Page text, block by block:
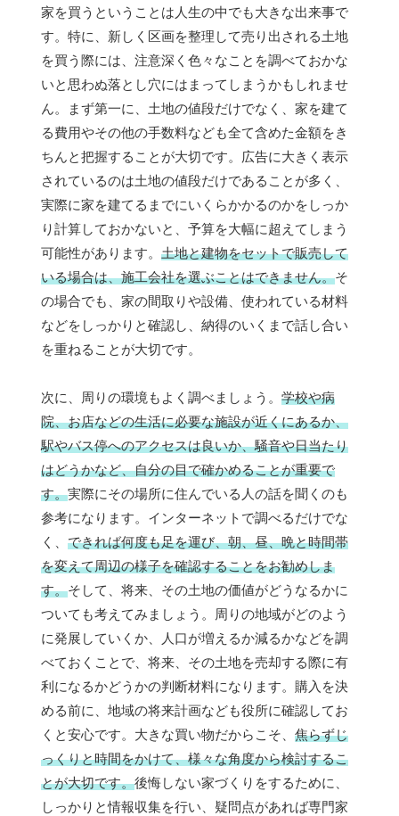
家を買うということは人生の中でも大きな出来事で
す。特に、新しく区画を整理して売り出される土地
を買う際には、注意深く色々なことを調べておかな
いと思わぬ落とし穴にはまってしまうかもしれませ
ん。まず第一に、土地の値段だけでなく、家を建て
る費用やその他の手数料なども全て含めた金額をき
ちんと把握することが大切です。広告に大きく表示
されているのは土地の値段だけであることが多く、
実際に家を建てるまでにいくらかかるのかをしっか
り計算しておかないと、予算を大幅に超えてしまう
可能性があります。 土地と建物をセットで販売して
いる場合は、施工会社を選ぶことはできません。そ
の場合でも、家の間取りや設備、使われている材料
などをしっかりと確認し、納得のいくまで話し合い
を重ねることが大切です。
次に、周りの環境もよく調べましょう。 学校や病
院、お店などの生活に必要な施設が近くにあるか、
駅やバス停へのアクセスは良いか、騒音や日当たり
はどうかなど、自分の目で確かめることが重要で
す。実際にその場所に住んでいる人の話を聞くのも
参考になります。インターネットで調べるだけでな
く、 できれば何度も足を運び、朝、昼、晩と時間帯
を変えて周辺の様子を確認することをお勧めしま
す。そして、将来、その土地の価値がどうなるかに
ついても考えてみましょう。周りの地域がどのよう
に発展していくか、人口が増えるか減るかなどを調
べておくことで、将来、その土地を売却する際に有
利になるかどうかの判断材料になります。購入を決
める前に、地域の将来計画なども役所に確認してお
くと安心です。大きな買い物だからこそ、 焦らずじ
っくりと時間をかけて、様々な角度から検討するこ
とが大切です。後悔しない家づくりをするために、
しっかりと情報収集を行い、疑問点があれば専門家